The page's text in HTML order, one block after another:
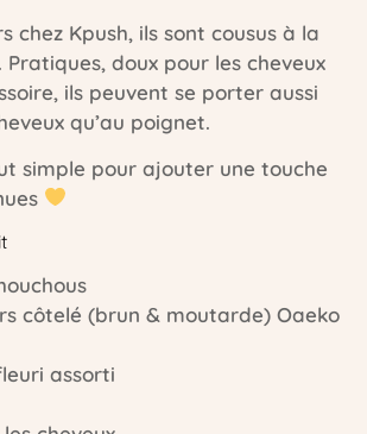
chez Kpush, ils sont cousus à la
Pratiques, doux pour les cheveux
ils peuvent se porter aussi
qu’au poignet.
simple pour ajouter une touche
côtelé (brun & moutarde) Oaeko
assorti